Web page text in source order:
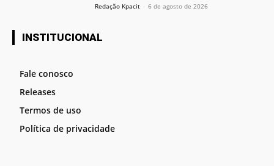
Redação Kpacit - 6 de agosto de 2026
INSTITUCIONAL
Fale conosco
Releases
Termos de uso
Política de privacidade